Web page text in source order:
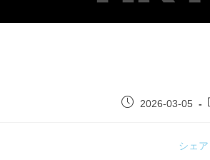
2026-03-05
シェア